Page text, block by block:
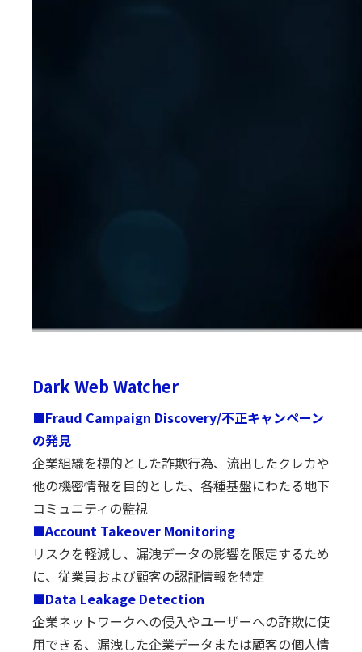
Dark Web Watcher
■Fraud Campaign Discovery/不正キャンペーン
の発見
企業組織を標的とした詐欺行為、流出したクレカや
他の機密情報を目的とした、各種基盤にわたる地下
コミュニティの監視
■Account Takeover Monitoring
リスクを軽減し、漏洩データの影響を限定するため
に、従業員および顧客の認証情報を特定
■Data Leakage Detection
企業ネットワークへの侵入やユーザーへの詐欺に使
用できる、漏洩した企業データまたは顧客の個人情